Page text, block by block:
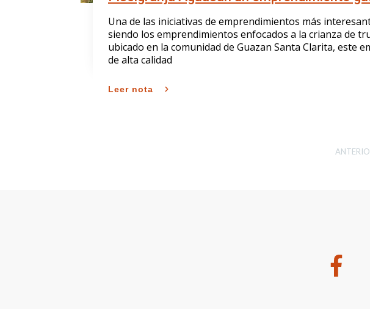
Una de las iniciativas de emprendimientos más
siendo los emprendimientos enfocados a la crianza de
ubicado en la comunidad de Guazan Santa Clarita,
de alta calidad
Leer nota